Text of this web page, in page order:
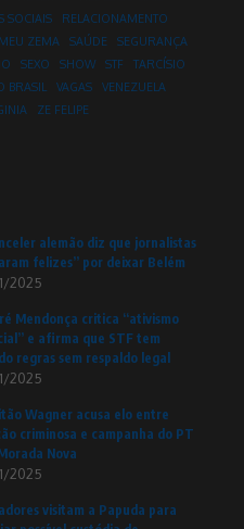
SOCIAIS
RELACIONAMENTO
ZEMA SAÚDE
SEGURANÇA
SEXO SHOW STF
TARCÍSIO
BRASIL VAGAS
VENEZUELA
ZE FELIPE
alemão diz que jornalistas
felizes” por deixar Belém
2025
Mendonça critica “ativismo
e afirma que STF tem
regras sem respaldo legal
2025
Wagner acusa elo entre
criminosa e campanha do PT
Nova
2025
visitam a Papuda para